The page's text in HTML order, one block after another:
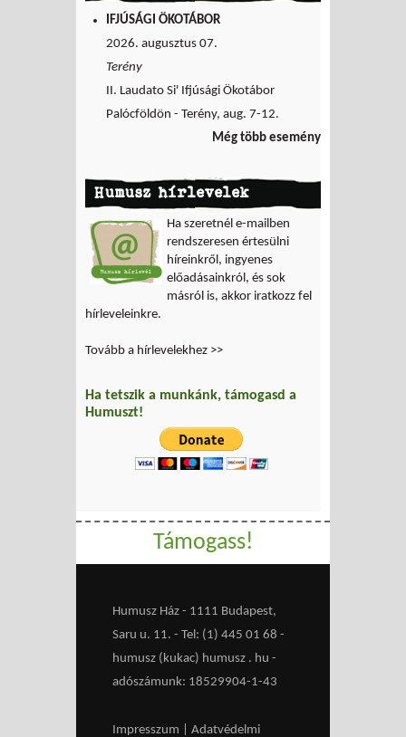
IFJÚSÁGI ÖKOTÁBOR
2026. augusztus 07.
Terény
II. Laudato Si' Ifjúsági Ökotábor
Palócföldön - Terény, aug. 7-12.
Még több esemény
Humusz hírlevelek
Ha szeretnél e-mailben
rendszeresen értesülni
híreinkről, ingyenes
előadásainkról, és sok
másról is, akkor iratkozz fel
hírleveleinkre.
Tovább a hírlevelekhez >>
Ha tetszik a munkánk, támogasd a
Humuszt!
Támogass!
Humusz Ház - 1111 Budapest,
Saru u. 11. - Tel: (1) 445 01 68 -
humusz (kukac) humusz . hu -
adószámunk: 18529904-1-43
Impresszum Adatvédelmi